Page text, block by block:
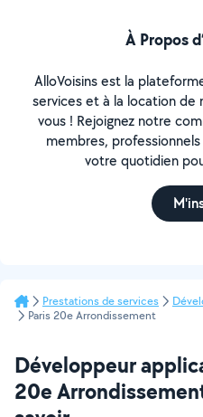
À Propos
AlloVoisins est la
services et à la location de
vous ! Rejoignez notre
membres,
votre quotidien
Prestations de services
Paris 20e Arrondissement
Développeur
20e